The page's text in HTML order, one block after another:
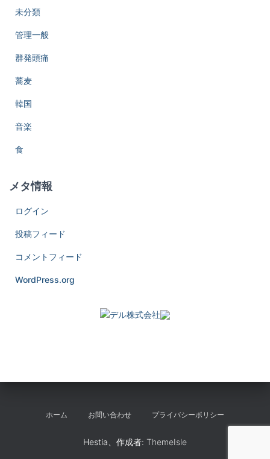
未分類
管理一般
群発頭痛
蕎麦
韓国
音楽
食
メタ情報
ログイン
投稿フィード
コメントフィード
WordPress.org
ホーム お問い合わせ プライバシーポリシー
Hestia、作成者: ThemeIsle